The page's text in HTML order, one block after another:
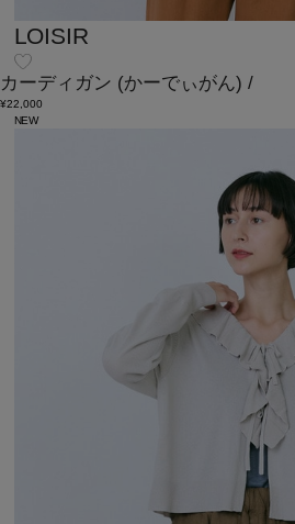
LOISIR
カーディガン (かーでぃがん) /
¥22,000
NEW